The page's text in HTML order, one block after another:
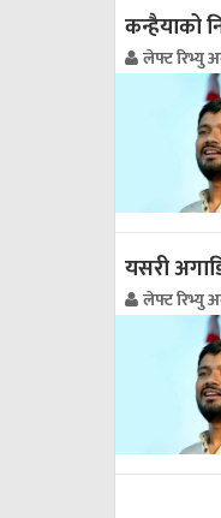
कन्हैयाको
लेफ्ट रिभ्यु
यसरी
लेफ्ट रिभ्यु